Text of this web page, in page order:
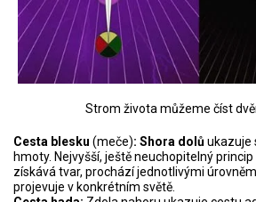
Strom života můžeme číst
Cesta blesku (meče): Shora dolůukazuje
hmoty. Nejvyšší, ještě neuchopitelný
získává tvar, prochází jednotlivými
projevuje v konkrétním světě.